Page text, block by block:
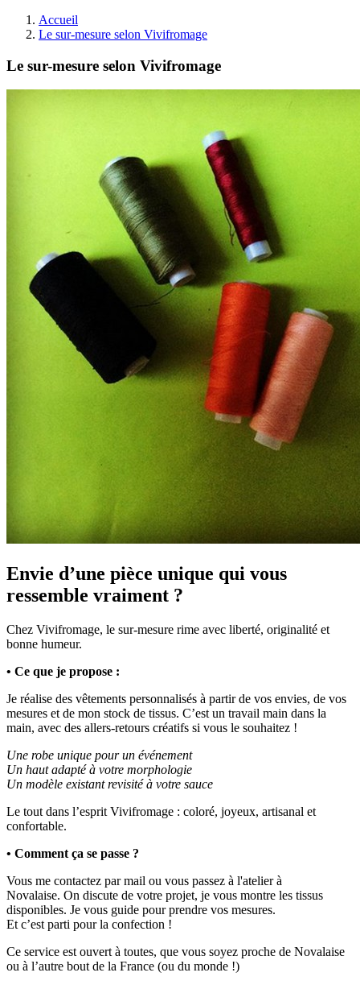
Accueil
Le sur-mesure selon Vivifromage
Le sur-mesure selon Vivifromage
Envie d’une pièce unique qui vous
ressemble vraiment ?
Chez Vivifromage, le sur-mesure rime avec liberté, originalité et
bonne humeur.
• Ce que je propose :
Je réalise des vêtements personnalisés à partir de vos envies, de vos
mesures et de mon stock de tissus. C’est un travail main dans la
main, avec des allers-retours créatifs si vous le souhaitez !
Une robe unique pour un événement
Un haut adapté à votre morphologie
Un modèle existant revisité à votre sauce
Le tout dans l’esprit Vivifromage : coloré, joyeux, artisanal et
confortable.
• Comment ça se passe ?
Vous me contactez par mail ou vous passez à l'atelier à
Novalaise. On discute de votre projet, je vous montre les tissus
disponibles. Je vous guide pour prendre vos mesures.
Et c’est parti pour la confection !
Ce service est ouvert à toutes, que vous soyez proche de Novalaise
ou à l’autre bout de la France (ou du monde !)